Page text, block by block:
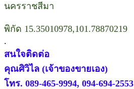
นครราชสีมา
พิกัด 15.35010978,101.78870219
.
สนใจติดต่อ
คุณศิวิไล (เจ้าของขายเอง)
โทร. 089-465-9994, 094-694-2553